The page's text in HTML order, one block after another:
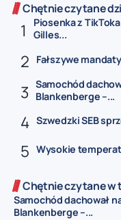
Chętnie czytane
Piosenka z
Gilles...
Fałszywe
Samochód
Blankenberge –...
Szwedzki SEB
Wysokie
Chętnie czytane w
Samochód dachował
Blankenberge –...